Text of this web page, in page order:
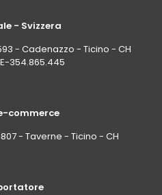
- Svizzera
- Cadenazzo - Ticino - CH
354.865.445
commerce
- Taverne - Ticino - CH